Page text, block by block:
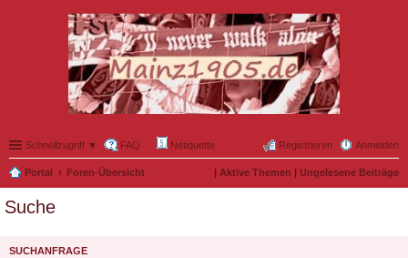
Schnellzugriff ▼ FAQ Netiquette Anmelden
Registrieren
Portal Foren-Übersicht | Aktive Themen | Ungelesene Beiträge
Suche
SUCHANFRAGE